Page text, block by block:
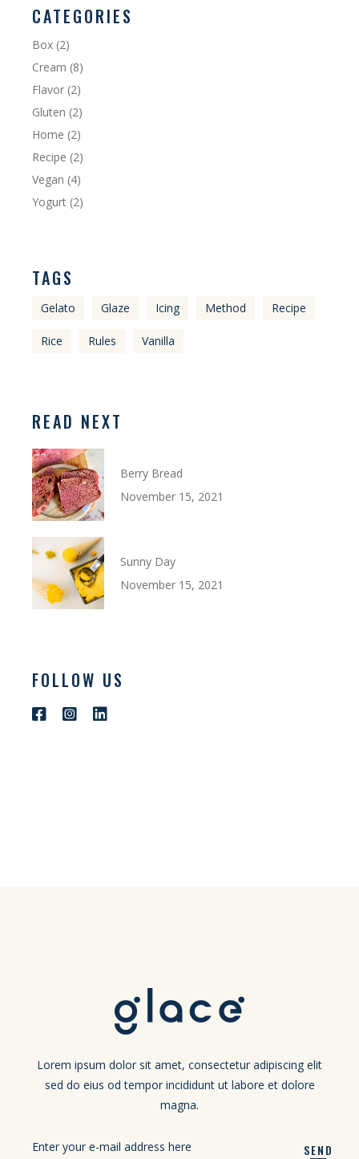
CATEGORIES
Box (2)
Cream (8)
Flavor (2)
Gluten (2)
Home (2)
Recipe (2)
Vegan (4)
Yogurt (2)
TAGS
Gelato Glaze Icing Method Recipe
Rice Rules Vanilla
READ NEXT
Berry Bread
November 15, 2021
Sunny Day
November 15, 2021
FOLLOW US
Lorem ipsum dolor sit amet, consectetur adipiscing elit
sed do eius od tempor incididunt ut labore et dolore
magna.
SEND